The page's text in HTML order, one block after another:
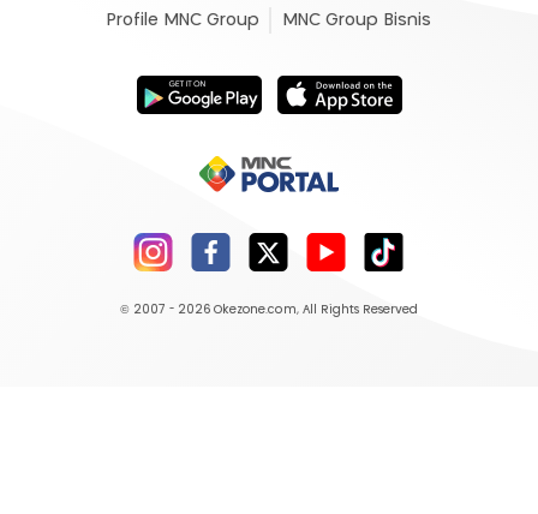
Profile MNC Group MNC Group Bisnis
© 2007 - 2026 Okezone.com, All Rights Reserved